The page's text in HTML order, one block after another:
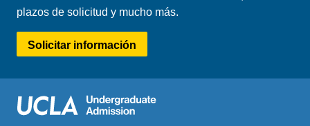
plazos de solicitud y mucho más.
Solicitar información